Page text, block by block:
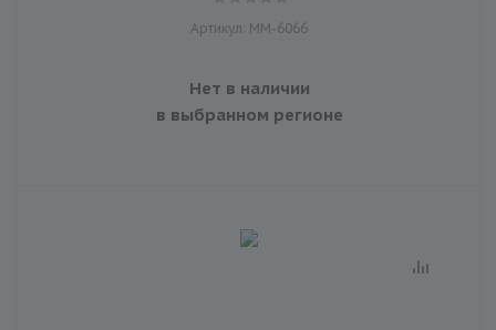
Артикул: MM-6066
Нет в наличии
в выбранном регионе